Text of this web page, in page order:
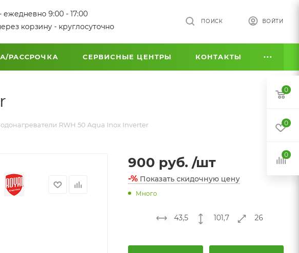
9:00 - 17:00
корзину - круглосуточно
ВОЙТИ
ПОИСК
РАССРОЧКА СЕРВИСНЫЕ ЦЕНТРЫ КОНТАКТЫ
RWH 50 Aqua Inox Inverter
900 руб. /шт
-% Показать скидочную цену
Много
43,5 101,7 26
0
0
0